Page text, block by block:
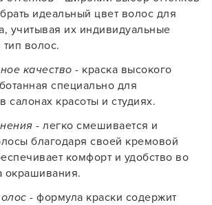
идеальный цвет волос для
учитывая их индивидуальные
волос.
качество - краска высокого
специально для
салонах красоты и студиях.
- легко смешивается и
благодаря своей кремовой
комфорт и удобство во
окрашивания.
- формула краски содержит
Заяц–робот